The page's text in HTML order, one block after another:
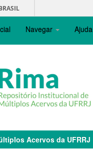
Navegar Ajuda
Acervos da UFRRJ